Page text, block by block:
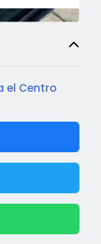
el Centro